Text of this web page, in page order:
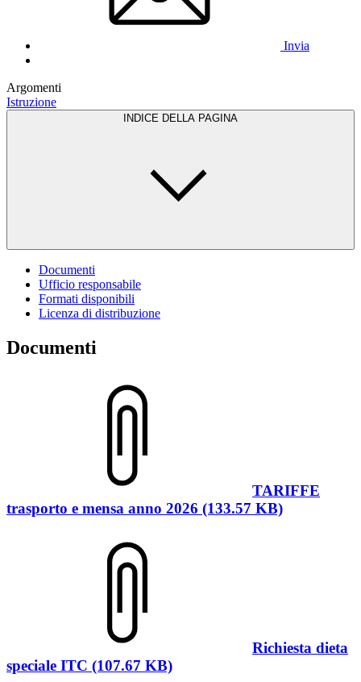
Invia
Argomenti
Istruzione
INDICE DELLA PAGINA
Documenti
Ufficio responsabile
Formati disponibili
Licenza di distribuzione
Documenti
TARIFFE
trasporto e mensa anno 2026 (133.57 KB)
Richiesta dieta
speciale ITC (107.67 KB)